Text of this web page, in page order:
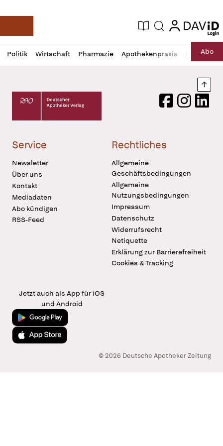
Deutsche Apotheker Zeitung
Aktuelle Ausgabe
Suche login
login
Politik Wirtschaft Pharmazie Apothekenpraxis RechtAbo
Profil
öffnen
Daz
Pur
Deutscher Apotheker Verlag Logo
FacebookInstagram
Service
Newsletter
Über uns
Kontakt
Mediadaten
Abo kündigen
RSS-Feed
Rechtliches
Allgemeine
Geschäftsbedingungen
Allgemeine
Nutzungsbedingungen
Impressum
Datenschutz
Widerrufsrecht
Netiquette
Erklärung zur Barrierefreiheit
Cookies & Tracking
Jetzt auch als App für iOS
und Android
Jetzt bei Google Play
Laden im App Store
© 2026 Deutsche Apotheker Zeitung